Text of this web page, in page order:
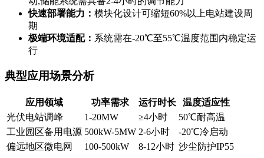
快速部署能力： 模块化设计可缩短60%以上电站建设周
期
极端环境适配： 系统需在-20℃至55℃温度范围内稳定运
行
典型应用场景分析
应用领域 功率需求 运行时长
温度适应性
光伏电站调峰
1-20MW ≥4小时
50℃耐高温
工业园区备用电源 500kW-5MW 2-6小时
-20℃冷启动
偏远地区微电网
100-500kW 8-12小时 沙尘防护IP55